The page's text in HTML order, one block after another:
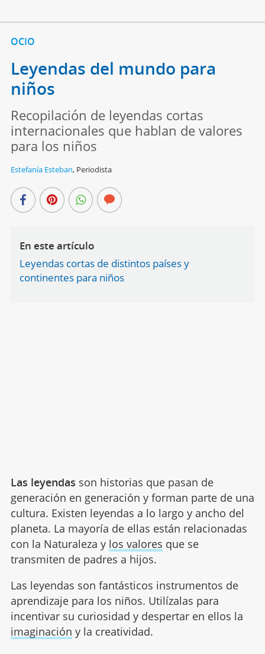
OCIO
Leyendas del mundo para
niños
Recopilación de leyendas cortas
internacionales que hablan de valores
para los niños
Estefanía Esteban, Periodista
En este artículo
Leyendas cortas de distintos países y
continentes para niños
Las leyendas son historias que pasan de
generación en generación y forman parte de una
cultura. Existen leyendas a lo largo y ancho del
planeta. La mayoría de ellas están relacionadas
con la Naturaleza y los valores que se
transmiten de padres a hijos.
Las leyendas son fantásticos instrumentos de
aprendizaje para los niños. Utilízalas para
incentivar su curiosidad y despertar en ellos la
imaginación y la creatividad.